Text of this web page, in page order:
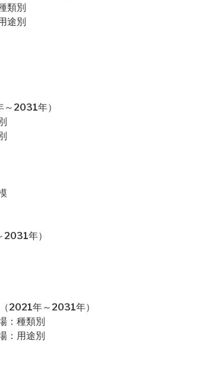
類別
途別
2031年）
年）
2021年～2031年）
：種類別
：用途別